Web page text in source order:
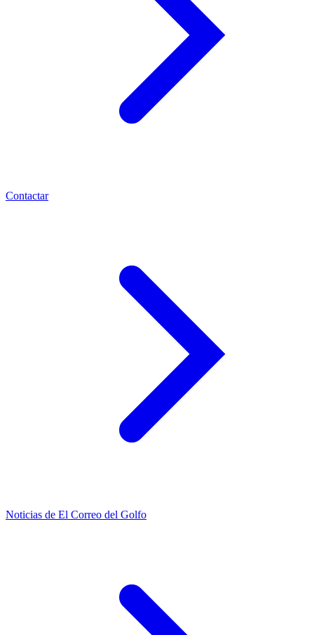
Contactar
Noticias de El Correo del Golfo